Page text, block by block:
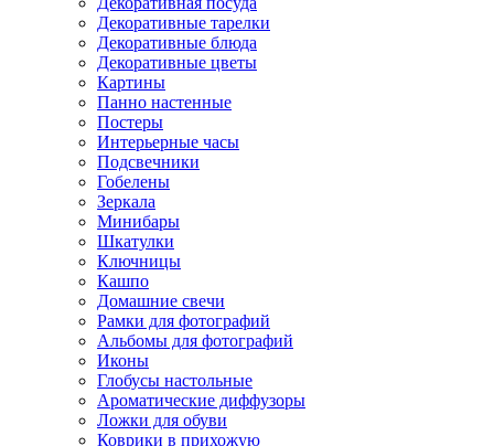
Декоративные тарелки
Декоративные блюда
Декоративные цветы
Картины
Панно настенные
Постеры
Интерьерные часы
Подсвечники
Гобелены
Зеркала
Минибары
Шкатулки
Ключницы
Кашпо
Домашние свечи
Рамки для фотографий
Альбомы для фотографий
Иконы
Глобусы настольные
Ароматические диффузоры
Ложки для обуви
Коврики в прихожую